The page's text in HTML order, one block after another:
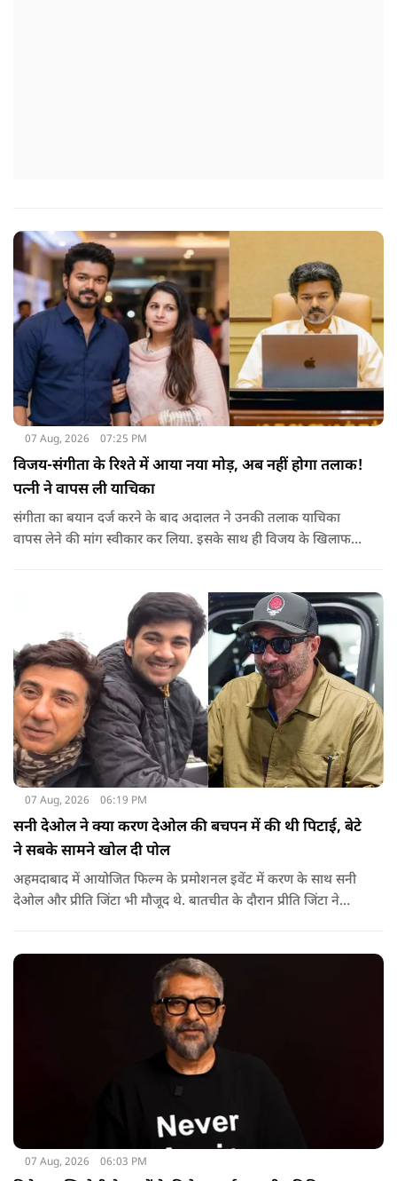
07 Aug, 2026 07:25 PM
विजय-संगीता के रिश्ते में आया नया मोड़, अब नहीं होगा तलाक!
पत्नी ने वापस ली याचिका
संगीता का बयान दर्ज करने के बाद अदालत ने उनकी तलाक याचिका
वापस लेने की मांग स्वीकार कर लिया. इसके साथ ही विजय के खिलाफ
07 Aug, 2026 06:19 PM
सनी देओल ने क्या करण देओल की बचपन में की थी पिटाई, बेटे
ने सबके सामने खोल दी पोल
अहमदाबाद में आयोजित फिल्म के प्रमोशनल इवेंट में करण के साथ सनी
देओल और प्रीति जिंटा भी मौजूद थे. बातचीत के दौरान प्रीति जिंटा ने
जवाब दिया.
07 Aug, 2026 06:03 PM